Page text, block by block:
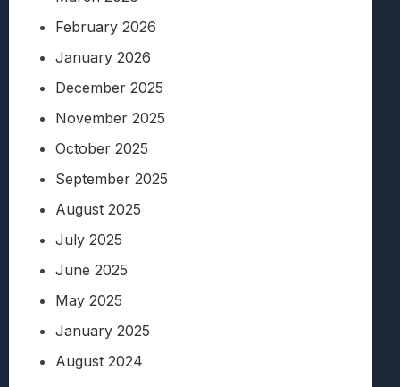
February 2026
January 2026
December 2025
November 2025
October 2025
September 2025
August 2025
July 2025
June 2025
May 2025
January 2025
August 2024